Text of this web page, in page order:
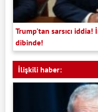
Trump'tan sarsıcı iddia!
dibinde!
İlişkili haber: